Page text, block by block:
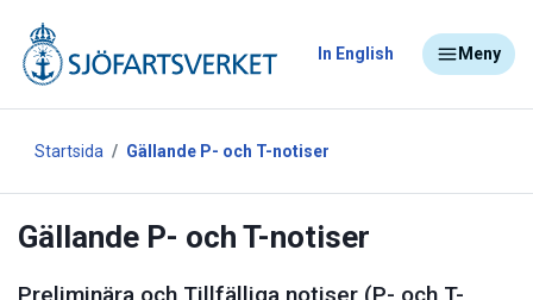
In English Meny
Startsida Gällande P- och T-notiser
Gällande P- och T-notiser